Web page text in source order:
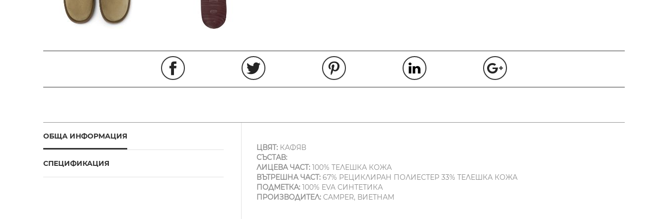
ОБЩА ИНФОРМАЦИЯ
СПЕЦИФИКАЦИЯ
ЦВЯТ:КАФЯВ
СЪСТАВ:
ЛИЦЕВА ЧАСТ:100% ТЕЛЕШКА КОЖА
ВЪТРЕШНА ЧАСТ:67% РЕЦИКЛИРАН ПОЛИЕСТЕР 33% ТЕЛЕШКА КОЖА
ПОДМЕТКА:100% EVA СИНТЕТИКА
ПРОИЗВОДИТЕЛ:CAMPER, ВИЕТНАМ